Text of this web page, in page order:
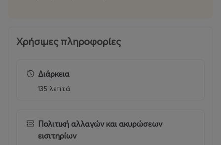
Χρήσιμες πληροφορίες
Διάρκεια
135 λεπτά
Πολιτική αλλαγών και ακυρώσεων
εισιτηρίων